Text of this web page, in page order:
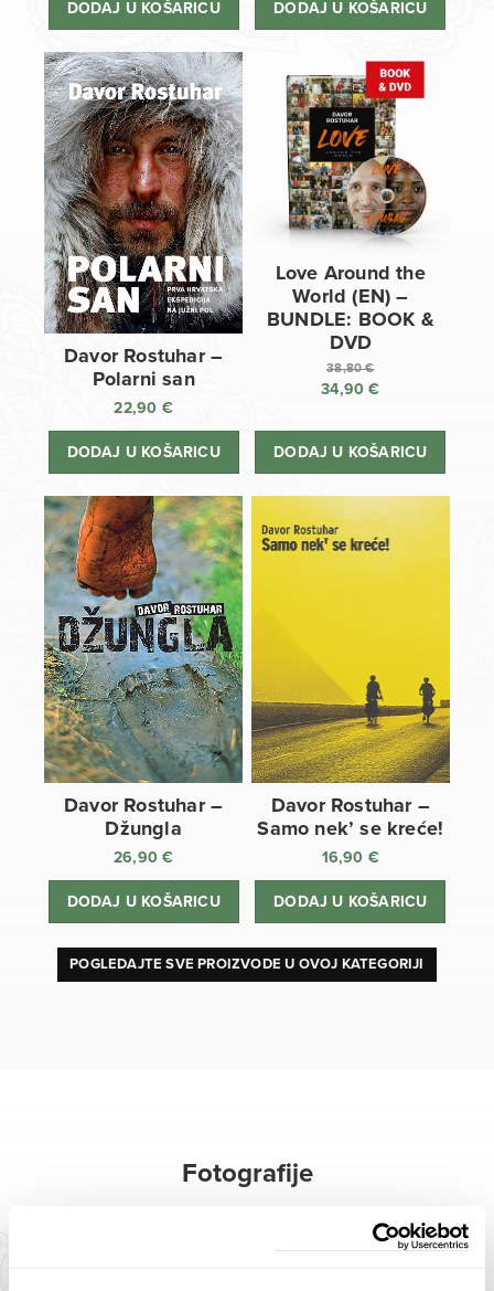
DODAJ U KOŠARICU DODAJ U KOŠARICU
Davor Rostuhar –
Polarni san
22,90 €
DODAJ U KOŠARICU
Love Around the
World (EN) –
BUNDLE: BOOK &
DVD
38,80€
Izvorna
bila
34,90€
cijena
DODAJ U KOŠARICU
Davor Rostuhar –
Džungla
26,90€
DODAJ U KOŠARICU
Davor Rostuhar –
Samo nek’ se kreće!
16,90 €
DODAJ U KOŠARICU
POGLEDAJTE SVE PROIZVODE U OVOJ KATEGORIJI
Fotografije